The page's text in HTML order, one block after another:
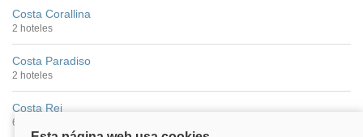
Costa Corallina
2 hoteles
Costa Paradiso
2 hoteles
Costa Rei
6 hoteles